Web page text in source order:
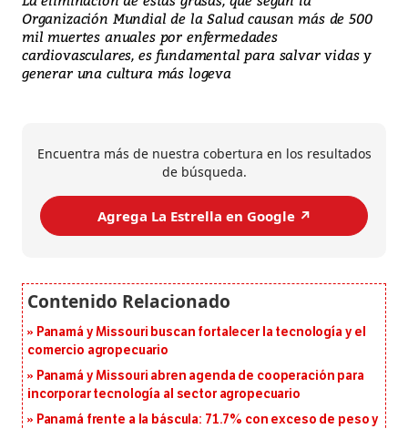
Organización Mundial de la Salud causan más de 500
mil muertes anuales por enfermedades
cardiovasculares, es fundamental para salvar vidas y
generar una cultura más logeva
Encuentra más de nuestra cobertura en los resultados
de búsqueda.
Agrega La Estrella en Google ↗️
Panamá y Missouri buscan fortalecer la tecnología y el
comercio agropecuario
Panamá y Missouri abren agenda de cooperación para
incorporar tecnología al sector agropecuario
Panamá frente a la báscula: 71.7% con exceso de peso y